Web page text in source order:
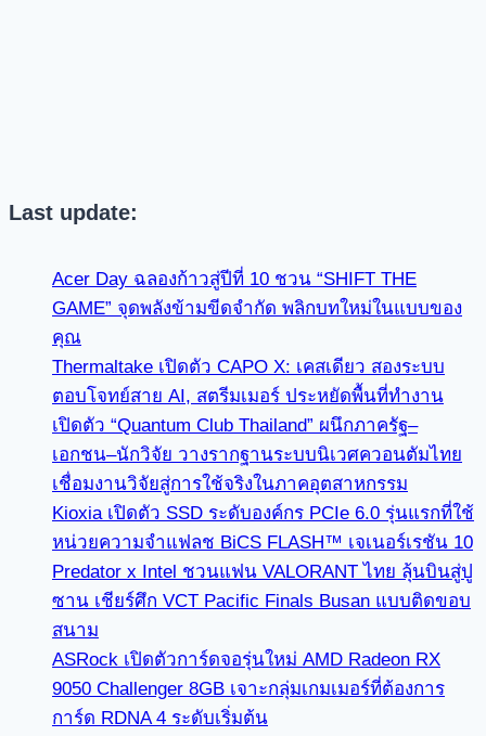
Last update:
Acer Day ฉลองก้าวสู่ปีที่ 10 ชวน “SHIFT THE
GAME” จุดพลังข้ามขีดจำกัด พลิกบทใหม่ในแบบของ
คุณ
Thermaltake เปิดตัว CAPO X: เคสเดียว สองระบบ
ตอบโจทย์สาย AI, สตรีมเมอร์ ประหยัดพื้นที่ทำงาน
เปิดตัว “Quantum Club Thailand” ผนึกภาครัฐ–
เอกชน–นักวิจัย วางรากฐานระบบนิเวศควอนตัมไทย
เชื่อมงานวิจัยสู่การใช้จริงในภาคอุตสาหกรรม
Kioxia เปิดตัว SSD ระดับองค์กร PCIe 6.0 รุ่นแรกที่ใช้
หน่วยความจำแฟลช BiCS FLASH™ เจเนอร์เรชัน 10
Predator x Intel ชวนแฟน VALORANT ไทย ลุ้นบินสู่ปู
ซาน เชียร์ศึก VCT Pacific Finals Busan แบบติดขอบ
สนาม
ASRock เปิดตัวการ์ดจอรุ่นใหม่ AMD Radeon RX
9050 Challenger 8GB เจาะกลุ่มเกมเมอร์ที่ต้องการ
การ์ด RDNA 4 ระดับเริ่มต้น